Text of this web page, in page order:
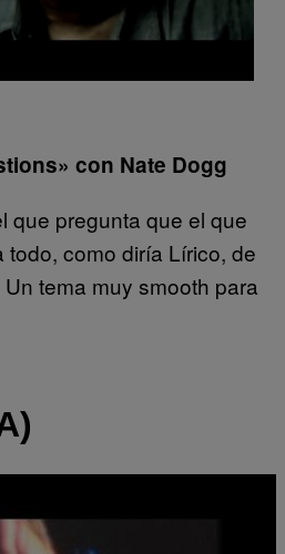
con Nate Dogg
que pregunta que el que
como diría Lírico, de
tema muy smooth para